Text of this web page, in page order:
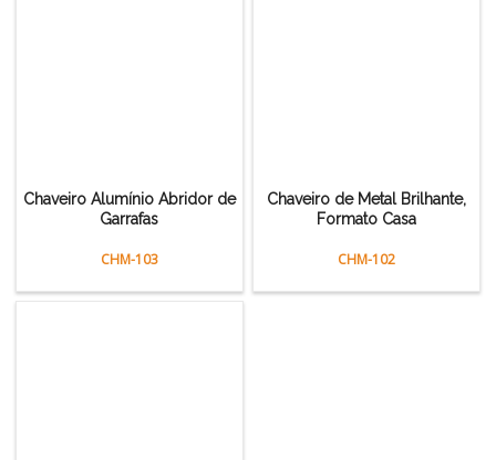
Chaveiro Alumínio Abridor de
Garrafas
CHM-103
Chaveiro de Metal Brilhante,
Formato Casa
CHM-102